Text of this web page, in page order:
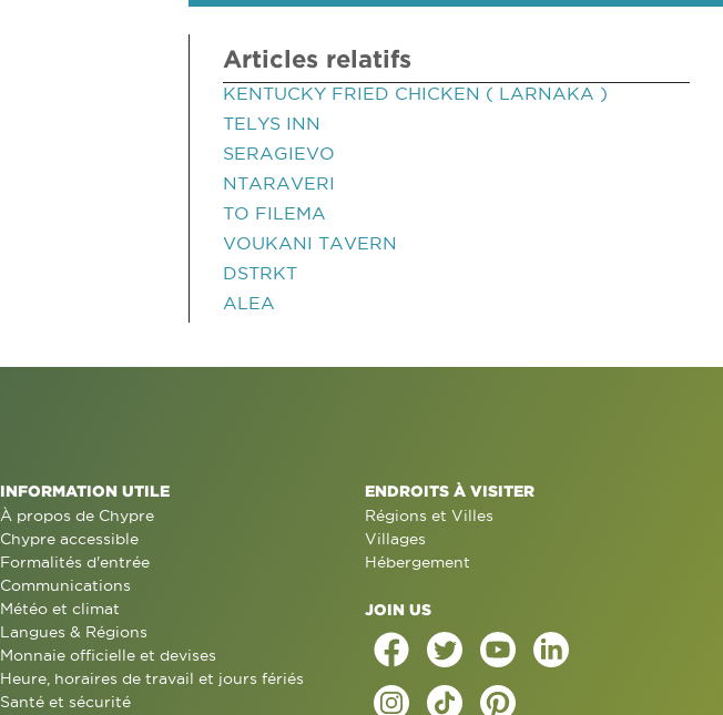
Articles relatifs
KENTUCKY FRIED CHICKEN ( LARNAKA )
TELYS INN
SERAGIEVO
NTARAVERI
TO FILEMA
VOUKANI TAVERN
DSTRKT
ALEA
INFORMATION UTILE
À propos de Chypre
Chypre accessible
Formalités d'entrée
Communications
Météo et climat
Langues & Régions
Monnaie officielle et devises
Heure, horaires de travail et jours fériés
Santé et sécurité
ENDROITS À VISITER
Régions et Villes
Villages
Hébergement
JOIN US